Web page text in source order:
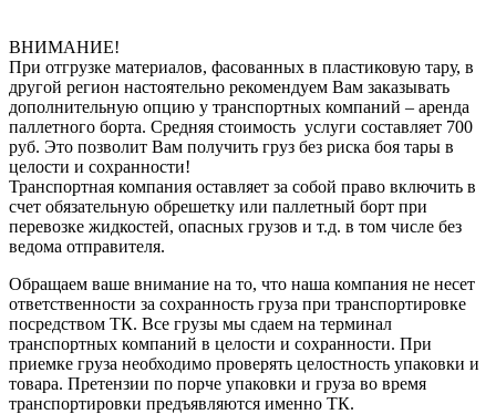
ВНИМАНИЕ!
При отгрузке материалов, фасованных в пластиковую тару, в
другой регион настоятельно рекомендуем Вам заказывать
дополнительную опцию у транспортных компаний – аренда
паллетного борта. Средняя стоимость услуги составляет 700
руб. Это позволит Вам получить груз без риска боя тары в
целости и сохранности!
Транспортная компания оставляет за собой право включить в
счет обязательную обрешетку или паллетный борт при
перевозке жидкостей, опасных грузов и т.д. в том числе без
ведома отправителя.
Обращаем ваше внимание на то, что наша компания не несет
ответственности за сохранность груза при транспортировке
посредством ТК. Все грузы мы сдаем на терминал
транспортных компаний в целости и сохранности. При
приемке груза необходимо проверять целостность упаковки и
товара. Претензии по порче упаковки и груза во время
транспортировки предъявляются именно ТК.